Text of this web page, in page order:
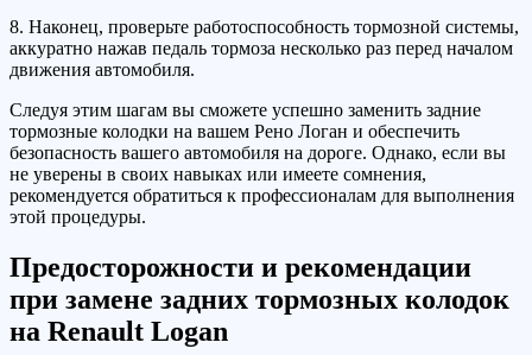
8. Наконец, проверьте работоспособность тормозной системы,
аккуратно нажав педаль тормоза несколько раз перед началом
движения автомобиля.
Следуя этим шагам вы сможете успешно заменить задние
тормозные колодки на вашем Рено Логан и обеспечить
безопасность вашего автомобиля на дороге. Однако, если вы
не уверены в своих навыках или имеете сомнения,
рекомендуется обратиться к профессионалам для выполнения
этой процедуры.
Предосторожности и рекомендации
при замене задних тормозных колодок
на Renault Logan